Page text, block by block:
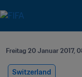
Freitag 20 Januar 2017,
Switzerland